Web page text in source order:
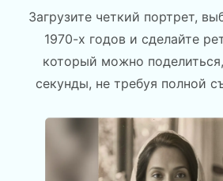
Загрузите четкий портрет,
1970-х годов и сделайте
который можно
секунды, не требуя полной